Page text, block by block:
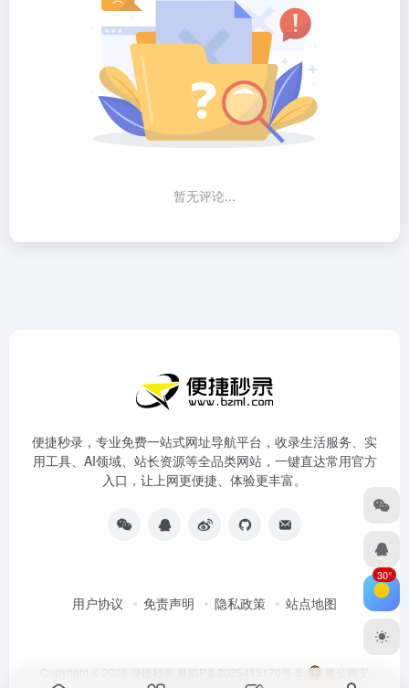
暂无评论...
便捷秒录，专业免费一站式网址导航平台，收录生活服务、实
用工具、AI领域、站长资源等全品类网站，一键直达常用官方
入口，让上网更便捷、体验更丰富。
用户协议 免责声明 隐私政策 站点地图
Copyright © 2026 便捷秒录 粤ICP备2025415170号-5
粤公网安
30°